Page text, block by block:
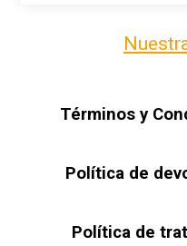
Términos y
Política de
Política de